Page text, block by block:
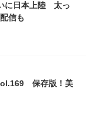
に日本上陸 太っ
信も
保存版！美